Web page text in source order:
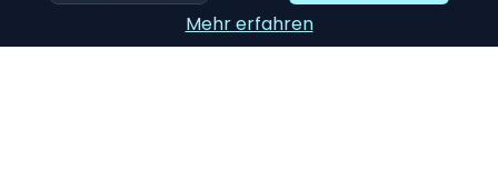
Mehr erfahren
Rahmenmaterial: Das Material des Bettrahmens trägt